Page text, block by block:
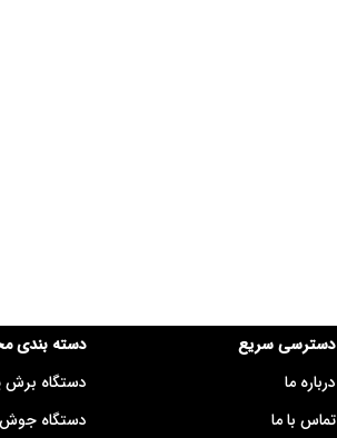
دسترسی سریع
درباره ما
تماس با ما
دسته بندی
دستگاه برش
دستگاه جوش